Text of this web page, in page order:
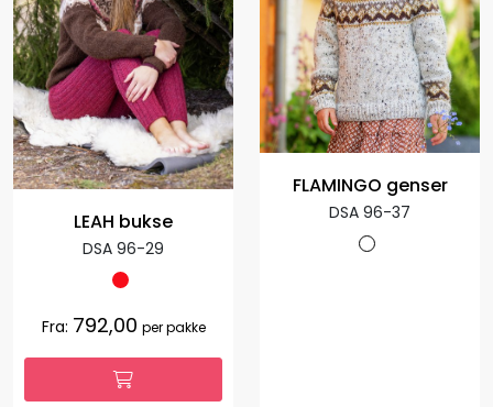
LEAH bukse
DSA 96-29
Fra: 792,00 per pakke
FLAMINGO genser
DSA 96-37